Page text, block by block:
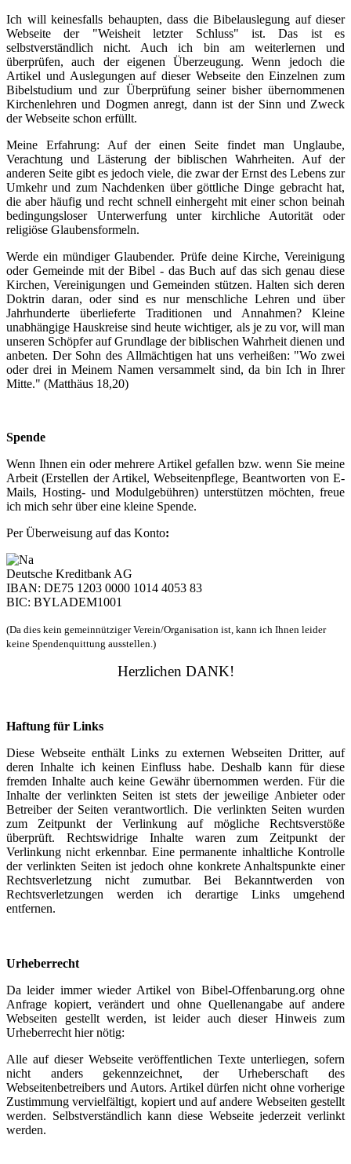
Ich will keinesfalls behaupten, dass die Bibelauslegung auf dieser
Webseite der "Weisheit letzter Schluss" ist. Das ist es
selbstverständlich nicht. Auch ich bin am weiterlernen und
überprüfen, auch der eigenen Überzeugung. Wenn jedoch die
Artikel und Auslegungen auf dieser Webseite den Einzelnen zum
Bibelstudium und zur Überprüfung seiner bisher übernommenen
Kirchenlehren und Dogmen anregt, dann ist der Sinn und Zweck
der Webseite schon erfüllt.
Meine Erfahrung: Auf der einen Seite findet man Unglaube,
Verachtung und Lästerung der biblischen Wahrheiten. Auf der
anderen Seite gibt es jedoch viele, die zwar der Ernst des Lebens zur
Umkehr und zum Nachdenken über göttliche Dinge gebracht hat,
die aber häufig und recht schnell einhergeht mit einer schon beinah
bedingungsloser Unterwerfung unter kirchliche Autorität oder
religiöse Glaubensformeln.
Werde ein mündiger Glaubender. Prüfe deine Kirche, Vereinigung
oder Gemeinde mit der Bibel - das Buch auf das sich genau diese
Kirchen, Vereinigungen und Gemeinden stützen. Halten sich deren
Doktrin daran, oder sind es nur menschliche Lehren und über
Jahrhunderte überlieferte Traditionen und Annahmen? Kleine
unabhängige Hauskreise sind heute wichtiger, als je zu vor, will man
unseren Schöpfer auf Grundlage der biblischen Wahrheit dienen und
anbeten. Der Sohn des Allmächtigen hat uns verheißen: "Wo zwei
oder drei in Meinem Namen versammelt sind, da bin Ich in Ihrer
Mitte." (Matthäus 18,20)
Spende
Wenn Ihnen ein oder mehrere Artikel gefallen bzw. wenn Sie meine
Arbeit (Erstellen der Artikel, Webseitenpflege, Beantworten von E-
Mails, Hosting- und Modulgebühren) unterstützen möchten, freue
ich mich sehr über eine kleine Spende.
Per Überweisung auf das Konto:
Deutsche Kreditbank AG
IBAN: DE75 1203 0000 1014 4053 83
BIC: BYLADEM1001
(Da dies kein gemeinnütziger Verein/Organisation ist, kann ich Ihnen leider
keine Spendenquittung ausstellen.)
Herzlichen DANK!
Haftung für Links
Diese Webseite enthält Links zu externen Webseiten Dritter, auf
deren Inhalte ich keinen Einfluss habe. Deshalb kann für diese
fremden Inhalte auch keine Gewähr übernommen werden. Für die
Inhalte der verlinkten Seiten ist stets der jeweilige Anbieter oder
Betreiber der Seiten verantwortlich. Die verlinkten Seiten wurden
zum Zeitpunkt der Verlinkung auf mögliche Rechtsverstöße
überprüft. Rechtswidrige Inhalte waren zum Zeitpunkt der
Verlinkung nicht erkennbar. Eine permanente inhaltliche Kontrolle
der verlinkten Seiten ist jedoch ohne konkrete Anhaltspunkte einer
Rechtsverletzung nicht zumutbar. Bei Bekanntwerden von
Rechtsverletzungen werden ich derartige Links umgehend
entfernen.
Urheberrecht
Da leider immer wieder Artikel von Bibel-Offenbarung.org ohne
Anfrage kopiert, verändert und ohne Quellenangabe auf andere
Webseiten gestellt werden, ist leider auch dieser Hinweis zum
Urheberrecht hier nötig:
Alle auf dieser Webseite veröffentlichen Texte unterliegen, sofern
nicht anders gekennzeichnet, der Urheberschaft des
Webseitenbetreibers und Autors. Artikel dürfen nicht ohne vorherige
Zustimmung vervielfältigt, kopiert und auf andere Webseiten gestellt
werden. Selbstverständlich kann diese Webseite jederzeit verlinkt
werden.